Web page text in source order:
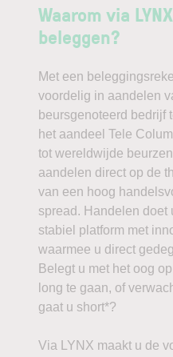
Waarom via
beleggen?
Met een
voordelig in aandelen
beursgenoteerd bedrijf
het aandeel Tele
tot wereldwijde
aandelen direct op de
van een hoog
spread. Handelen doet
stabiel platform met
waarmee u direct
Belegt u met het oog
long te gaan, of
gaat u short*?
Via LYNX maakt u de